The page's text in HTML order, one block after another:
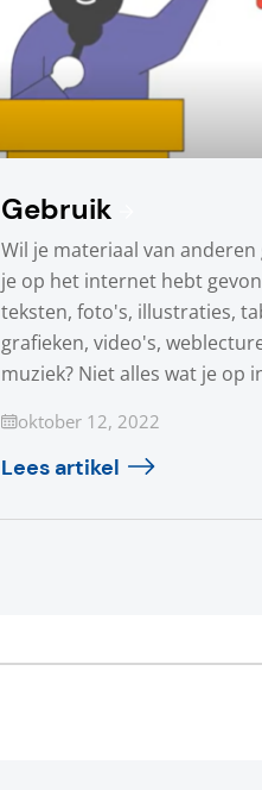
Gebruik
Wil je materiaal van
je op het internet hebt
teksten, foto's, illustraties,
grafieken, video's,
muziek? Niet alles wat je op
Geüpdatet op
oktober 12, 2022
Lees artikel